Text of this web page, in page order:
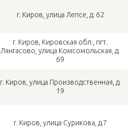
г. Киров, улица Лепсе, д. 62
г. Киров, Кировская обл., пгт.
Лянгасово, улица Комсомольская, д.
69
г. Киров, улица Производственная, д.
19
г. Киров, улица Сурикова, д.7